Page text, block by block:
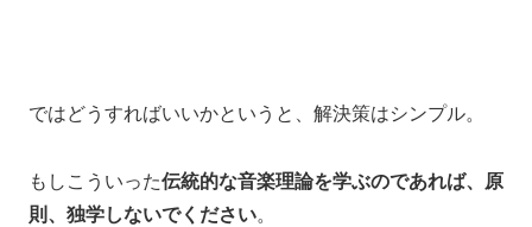
ではどうすればいいかというと、 解決策はシンプル。
もしこういった伝統的な音楽理論を学ぶのであれば、
原
則、独学しないでください。